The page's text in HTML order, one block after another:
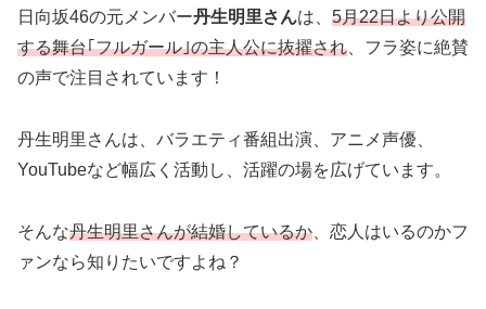
日向坂46の元メンバー丹生明里さんは、 5月22日より公開
する舞台｢フルガール｣の主人公に抜擢され 、フラ姿に絶賛
の声で注目されています！
丹生明里さんは、バラエティ番組出演、アニメ声優、
YouTubeなど幅広く活動し、活躍の場を広げています。
そんな丹生明里さんが結婚しているか 、恋人はいるのかフ
ァンなら知りたいですよね？